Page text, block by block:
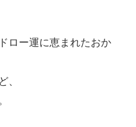
ロー運に恵まれたおか
、